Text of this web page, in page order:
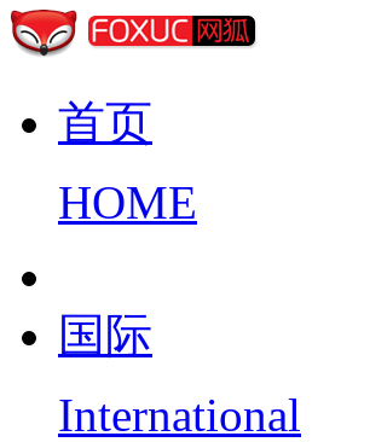
首页
HOME
国际
International